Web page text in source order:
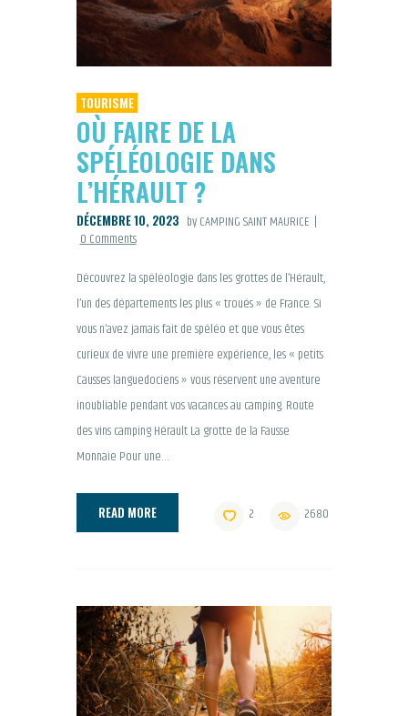
TOURISME
OÙ FAIRE DE LA
SPÉLÉOLOGIE DANS
L’HÉRAULT ?
DÉCEMBRE 10, 2023 by CAMPING SAINT MAURICE
0Comments
Découvrez la spéléologie dans les grottes de l’Hérault,
l’un des départements les plus « troués » de France. Si
vous n’avez jamais fait de spéléo et que vous êtes
curieux de vivre une première expérience, les « petits
Causses languedociens » vous réservent une aventure
inoubliable pendant vos vacances au camping. Route
des vins camping Hérault La grotte de la Fausse
Monnaie Pour une…
READ MORE 2 2680